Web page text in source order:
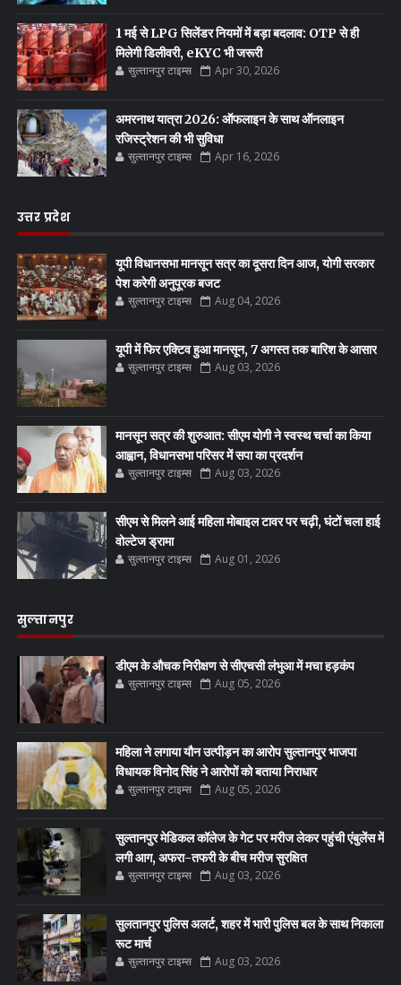
1 मई से LPG सिलेंडर नियमों में बड़ा बदलाव: OTP से ही
मिलेगी डिलीवरी, eKYC भी जरूरी
सुल्तानपुर टाइम्स Apr 30, 2026
अमरनाथ यात्रा 2026: ऑफलाइन के साथ ऑनलाइन
रजिस्ट्रेशन की भी सुविधा
सुल्तानपुर टाइम्स Apr 16, 2026
उत्तर प्रदेश
यूपी विधानसभा मानसून सत्र का दूसरा दिन आज, योगी सरकार
पेश करेगी अनुपूरक बजट
सुल्तानपुर टाइम्स Aug 04, 2026
यूपी में फिर एक्टिव हुआ मानसून, 7 अगस्त तक बारिश के आसार
सुल्तानपुर टाइम्स Aug 03, 2026
मानसून सत्र की शुरुआत: सीएम योगी ने स्वस्थ चर्चा का किया
आह्वान, विधानसभा परिसर में सपा का प्रदर्शन
सुल्तानपुर टाइम्स Aug 03, 2026
सीएम से मिलने आई महिला मोबाइल टावर पर चढ़ी, घंटों चला हाई
वोल्टेज ड्रामा
सुल्तानपुर टाइम्स Aug 01, 2026
सुल्तानपुर
डीएम के औचक निरीक्षण से सीएचसी लंभुआ में मचा हड़कंप
सुल्तानपुर टाइम्स Aug 05, 2026
महिला ने लगाया यौन उत्पीड़न का आरोप सुल्तानपुर भाजपा
विधायक विनोद सिंह ने आरोपों को बताया निराधार
सुल्तानपुर टाइम्स Aug 05, 2026
सुल्तानपुर मेडिकल कॉलेज के गेट पर मरीज लेकर पहुंची एंबुलेंस में
लगी आग, अफरा-तफरी के बीच मरीज सुरक्षित
सुल्तानपुर टाइम्स Aug 03, 2026
सुलतानपुर पुलिस अलर्ट, शहर में भारी पुलिस बल के साथ निकाला
रूट मार्च
सुल्तानपुर टाइम्स Aug 03, 2026